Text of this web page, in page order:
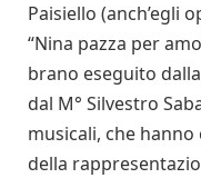
Paisiello (anch’egli
“Nina pazza per
brano eseguito
dal M° Silvestro
musicali, che
della